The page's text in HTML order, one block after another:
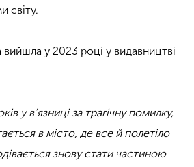
світу.
у 2023 році у видавництві
у в’язниці за трагічну помилку,
в місто, де все й полетіло
знову стати частиною